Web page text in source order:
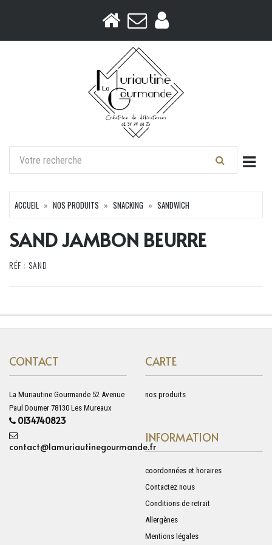
ACCUEIL NOS PRODUITS SNACKING SANDWICH
SAND JAMBON BEURRE
RÉF : SAND
CONTACT
La Muriautine Gourmande 52 Avenue
Paul Doumer 78130 Les Mureaux
0134740823
contact@lamuriautinegourmande.fr
CARTE
nos produits
INFORMATION
coordonnées et horaires
Contactez nous
Conditions de retrait
Allergènes
Mentions légales